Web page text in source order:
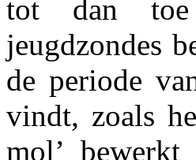
tot dan toe
jeugdzondes
de periode
vindt, zoals
mol’